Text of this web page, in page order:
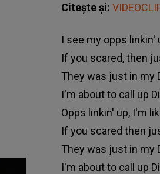
Citește și:
I see my opps linkin'
If you scared, then
They was just in my
I'm about to call up
Opps linkin' up, I'm
If you scared then
They was just in my
I'm about to call up